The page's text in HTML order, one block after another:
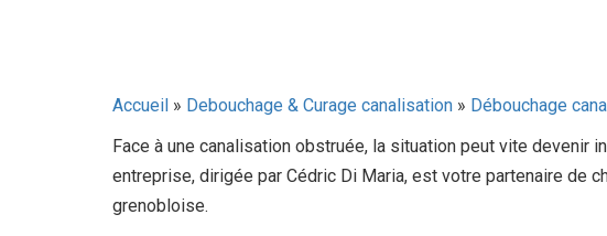
Accueil » Debouchage & Curage canalisation » Débouchage
Face à une canalisation obstruée, la situation peut vite
entreprise, dirigée par Cédric Di Maria, est votre partenaire de
grenobloise.